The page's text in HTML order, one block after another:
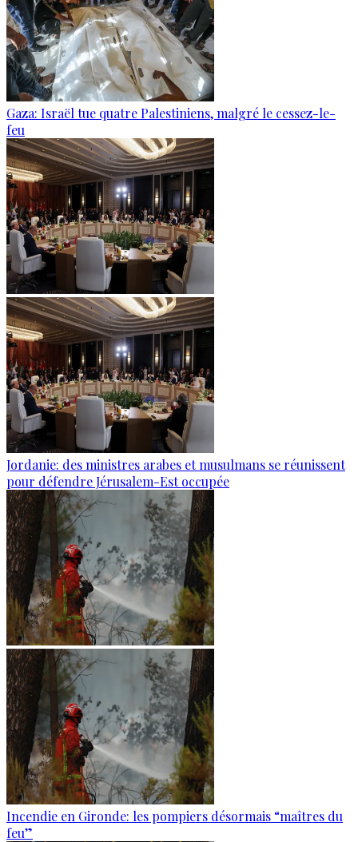
Gaza: Israël tue quatre Palestiniens, malgré le cessez-le-
feu
Jordanie: des ministres arabes et musulmans se réunissent
pour défendre Jérusalem-Est occupée
Incendie en Gironde: les pompiers désormais “maîtres du
feu”